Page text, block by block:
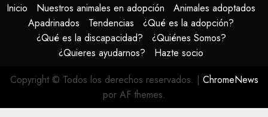
Inicio Nuestros animales en adopción
Animales adoptados
Apadrinados
Tendencias
¿Qué es la adopción?
¿Qué es la discapacidad?
¿Quiénes Somos?
¿Quieres ayudarnos?
Hazte socio
Copyright © Todos los derechos reservados. | ChromeNews
por AF themes.